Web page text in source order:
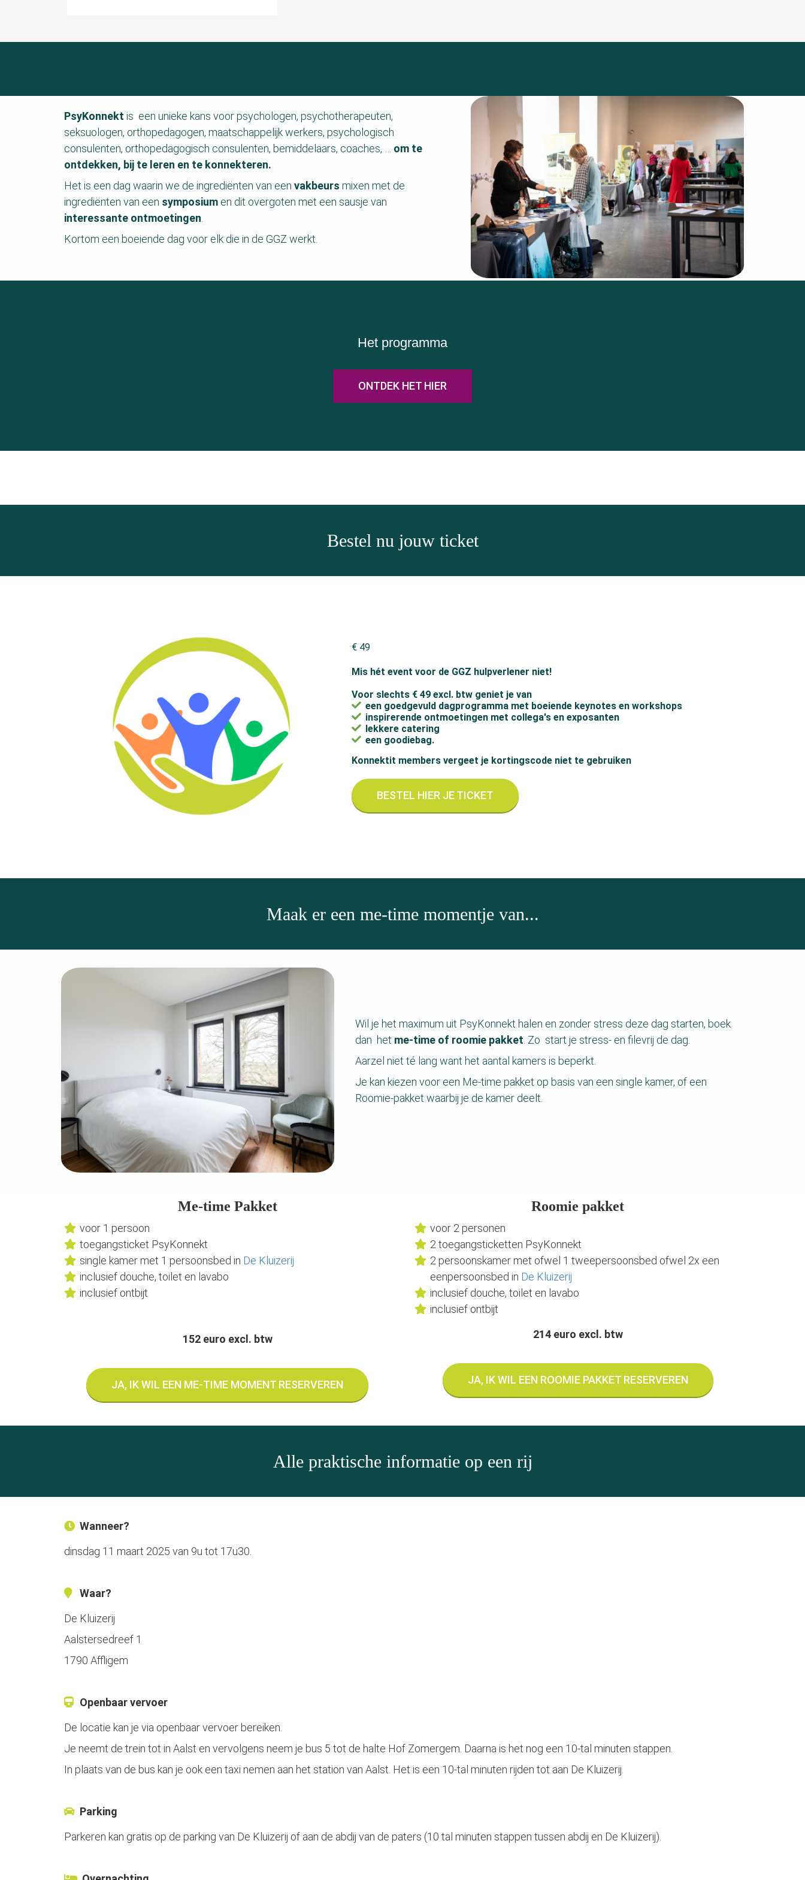
PsyKonnekt is een unieke kans voor psychologen, psychotherapeuten,
seksuologen, orthopedagogen, maatschappelijk werkers, psychologisch
consulenten, orthopedagogisch consulenten, bemiddelaars, coaches, … om te
ontdekken, bij te leren en te konnekteren.
Het is een dag waarin we de ingrediënten van een vakbeurs mixen met de
ingrediënten van een symposium en dit overgoten met een sausje van
interessante ontmoetingen.
Kortom een boeiende dag voor elk die in de GGZ werkt.
Het programma
ONTDEK HET HIER
Bestel nu jouw ticket
€ 49
Mis hét event voor de GGZ hulpverlener niet!
Voor slechts € 49 excl. btw geniet je van
een goedgevuld dagprogramma met boeiende keynotes en workshops
inspirerende ontmoetingen met collega's en exposanten
lekkere catering
een goodiebag.
Konnektit members vergeet je kortingscode niet te gebruiken
BESTEL HIER JE TICKET
Maak er een me-time momentje van...
Wil je het maximum uit PsyKonnekt halen en zonder stress deze dag starten, boek
dan het me-time of roomie pakket . Zo start je stress- en filevrij de dag.
Aarzel niet té lang want het aantal kamers is beperkt.
Je kan kiezen voor een Me-time pakket op basis van een single kamer, of een
Roomie-pakket waarbij je de kamer deelt.
Me-time Pakket
voor 1 persoon
toegangsticket PsyKonnekt
single kamer met 1 persoonsbed in De Kluizerij
inclusief douche, toilet en lavabo
inclusief ontbijt
152 euro excl. btw
JA, IK WIL EEN ME-TIME MOMENT RESERVEREN
Roomie pakket
voor 2 personen
2 toegangsticketten PsyKonnekt
2 persoonskamer met ofwel 1 tweepersoonsbed ofwel 2x een
eenpersoonsbed in De Kluizerij
inclusief douche, toilet en lavabo
inclusief ontbijt
214 euro excl. btw
JA, IK WIL EEN ROOMIE PAKKET RESERVEREN
Alle praktische informatie op een rij
Wanneer?
dinsdag 11 maart 2025 van 9u tot 17u30.
Waar?
De Kluizerij
Aalstersedreef 1
1790 Affligem
Openbaar vervoer
De locatie kan je via openbaar vervoer bereiken.
Je neemt de trein tot in Aalst en vervolgens neem je bus 5 tot de halte Hof Zomergem. Daarna is het nog een 10-tal minuten stappen.
In plaats van de bus kan je ook een taxi nemen aan het station van Aalst. Het is een 10-tal minuten rijden tot aan De Kluizerij.
Parking
Parkeren kan gratis op de parking van De Kluizerij of aan de abdij van de paters (10 tal minuten stappen tussen abdij en De Kluizerij).